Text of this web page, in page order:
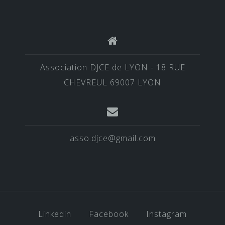
Association DJCE de LYON - 18 RUE
CHEVREUL 69007 LYON
asso.djce@gmail.com
Linkedin Facebook Instagram